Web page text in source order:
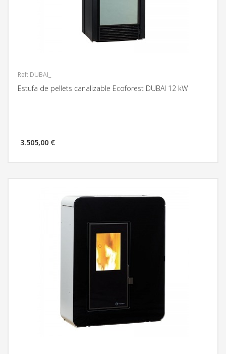
Ref: DUBAI_
Estufa de pellets canalizable Ecoforest DUBAI 12 kW
3.505,00 €